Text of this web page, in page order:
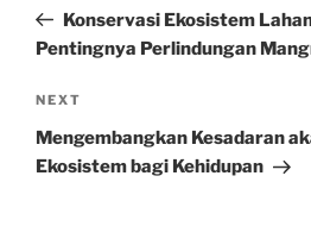
PostKonservasi Ekosistem
Pentingnya Perlindungan
Next
Post
NEXT
Mengembangkan Kesadaran
Ekosistem bagi Kehidupan